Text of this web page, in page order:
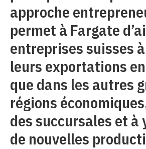
approche
permet à Fargate
entreprises suisses
leurs exportations
que dans les autres
régions
des succursales et à
de nouvelles